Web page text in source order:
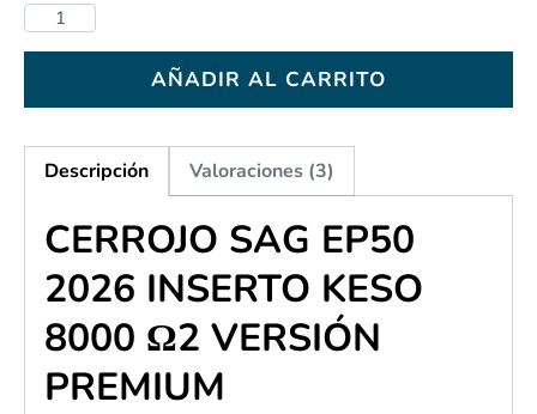
AÑADIR AL CARRITO
Descripción Valoraciones (3)
CERROJO SAG EP50
2026 INSERTO KESO
8000 Ω2 VERSIÓN
PREMIUM